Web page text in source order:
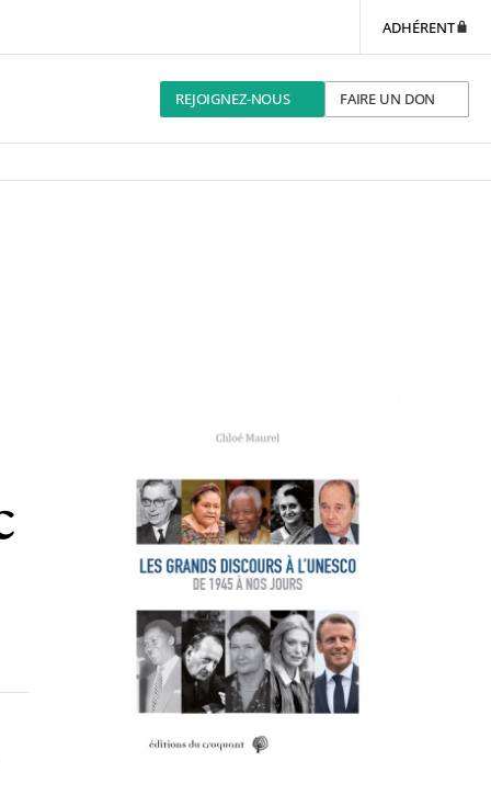
ADHÉRENT
REJOIGNEZ-NOUS FAIRE UN DON